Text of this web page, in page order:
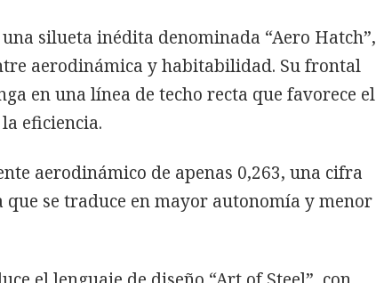
silueta inédita denominada “Aero Hatch”,
aerodinámica y habitabilidad. Su frontal
en una línea de techo recta que favorece el
eficiencia.
aerodinámico de apenas 0,263, una cifra
que se traduce en mayor autonomía y menor